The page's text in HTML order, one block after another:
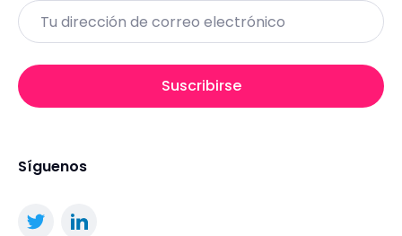
Email
Suscribirse
Síguenos